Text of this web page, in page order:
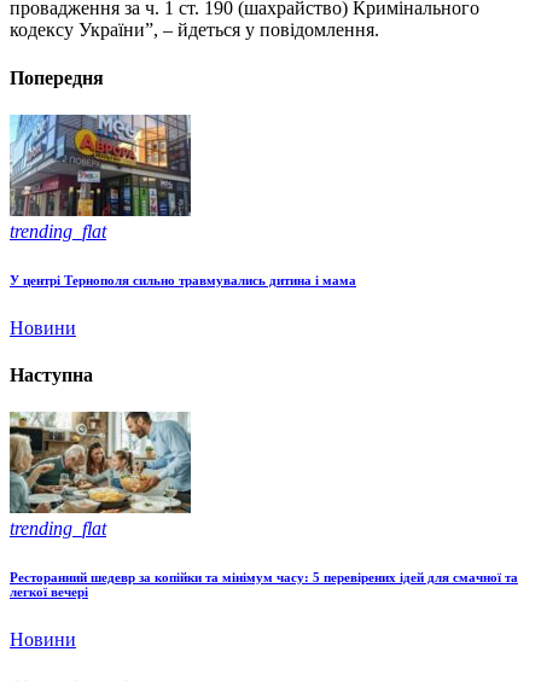
провадження за ч. 1 ст. 190 (шахрайство) Кримінального
кодексу України”, – йдеться у повідомлення.
Попередня
trending_flat
У центрі Тернополя сильно травмувались дитина і мама
Новини
Наступна
trending_flat
Ресторанний шедевр за копійки та мінімум часу: 5 перевірених ідей для смачної та
легкої вечері
Новини